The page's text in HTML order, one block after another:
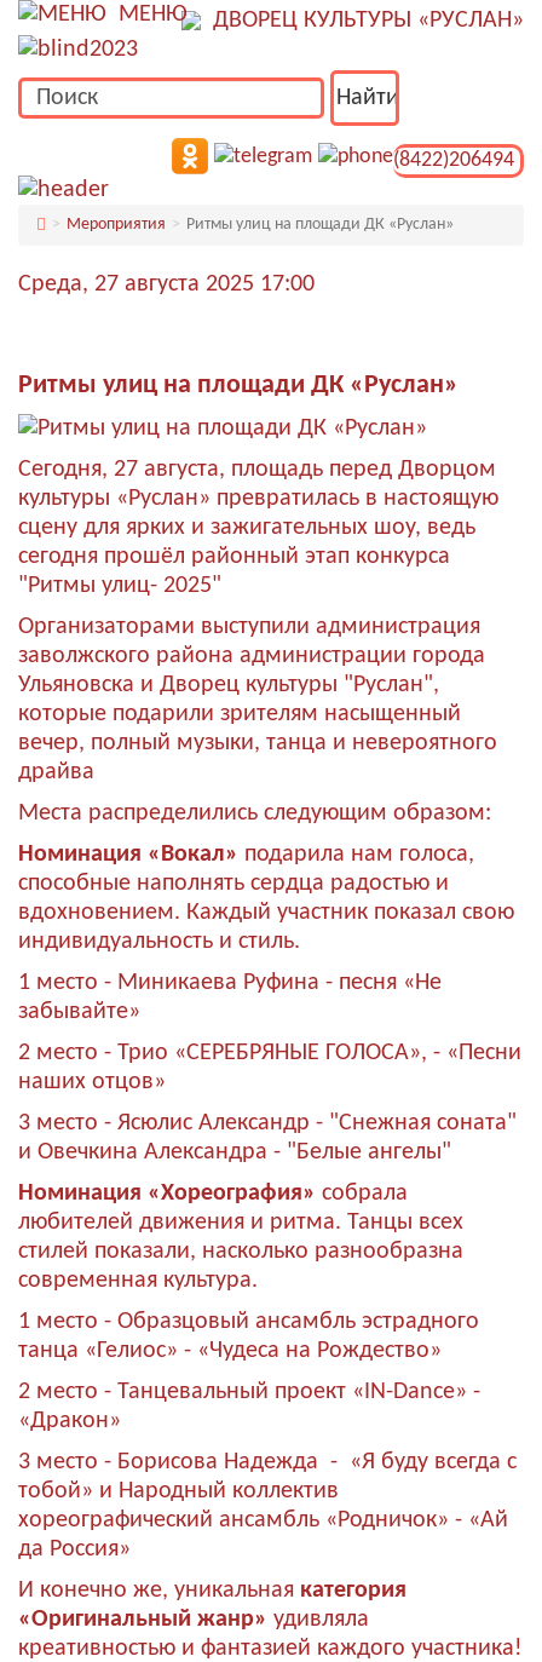
МЕНЮ ДВОРЕЦ КУЛЬТУРЫ «РУСЛАН»
(8422)206494
Мероприятия Ритмы улиц на площади ДК «Руслан»
Среда, 27 августа 2025 17:00
Ритмы улиц на площади ДК «Руслан»
Сегодня, 27 августа, площадь перед Дворцом
культуры «Руслан» превратилась в настоящую
сцену для ярких и зажигательных шоу, ведь
сегодня прошёл районный этап конкурса
"Ритмы улиц- 2025"
Организаторами выступили администрация
заволжского района администрации города
Ульяновска и Дворец культуры "Руслан",
которые подарили зрителям насыщенный
вечер, полный музыки, танца и невероятного
драйва
Места распределились следующим образом:
Номинация «Вокал» подарила нам голоса,
способные наполнять сердца радостью и
вдохновением. Каждый участник показал свою
индивидуальность и стиль.
1 место - Миникаева Руфина - песня «Не
забывайте»
2 место - Трио «СЕРЕБРЯНЫЕ ГОЛОСА», - «Песни
наших отцов»
3 место - Ясюлис Александр - "Снежная соната"
и Овечкина Александра - "Белые ангелы"
Номинация «Хореография» собрала
любителей движения и ритма. Танцы всех
стилей показали, насколько разнообразна
современная культура.
1 место - Образцовый ансамбль эстрадного
танца «Гелиос» - «Чудеса на Рождество»
2 место - Танцевальный проект «IN-Dance» -
«Дракон»
3 место - Борисова Надежда - «Я буду всегда с
тобой» и Народный коллектив
хореографический ансамбль «Родничок» - «Ай
да Россия»
И конечно же, уникальная категория
«Оригинальный жанр» удивляла
креативностью и фантазией каждого участника!